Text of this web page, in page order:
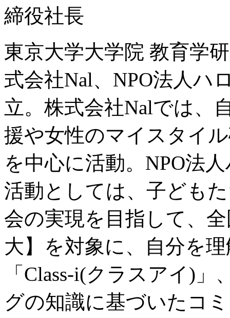
締役社長
東京大学大学院 教育学
式会社Nal、NPO法人ハ
立。株式会社Nalでは、
援や女性のマイスタイ
を中心に活動。NPO法
活動としては、子ども
会の実現を目指して、
大】を対象に、自分を
「Class-i(クラスアイ)
グの知識に基づいたコ